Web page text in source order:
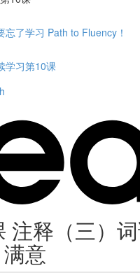
忘了学习 Path to Fluency！
学习第10课
注释（三）词
意